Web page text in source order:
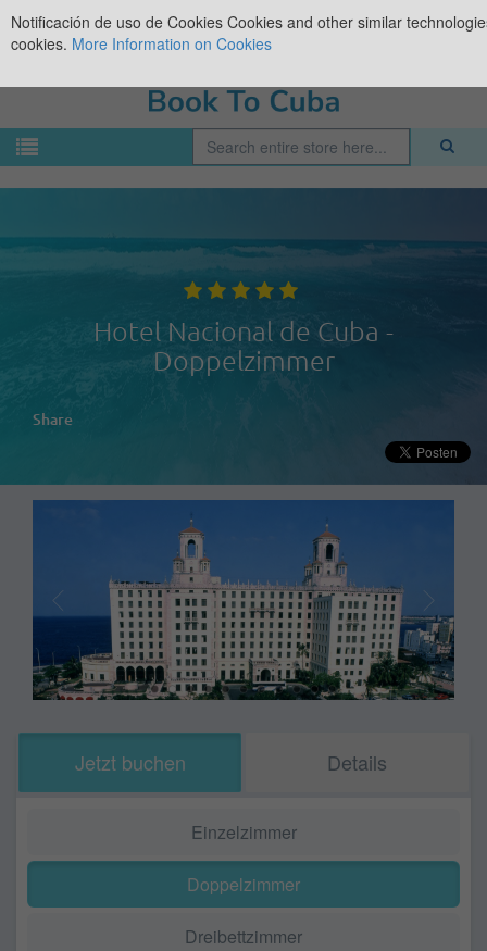
Hotel Nacional de Cuba -
Doppelzimmer
Share
Jetzt buchen Details
Einzelzimmer
Doppelzimmer
Dreibettzimmer
Notificación de uso de Cookies Cookies and other similar
cookies. More Information on Cookies